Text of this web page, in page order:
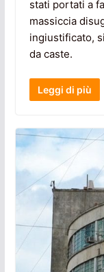
stati portati a
massiccia
ingiustificato,
da caste.
Leggi di più